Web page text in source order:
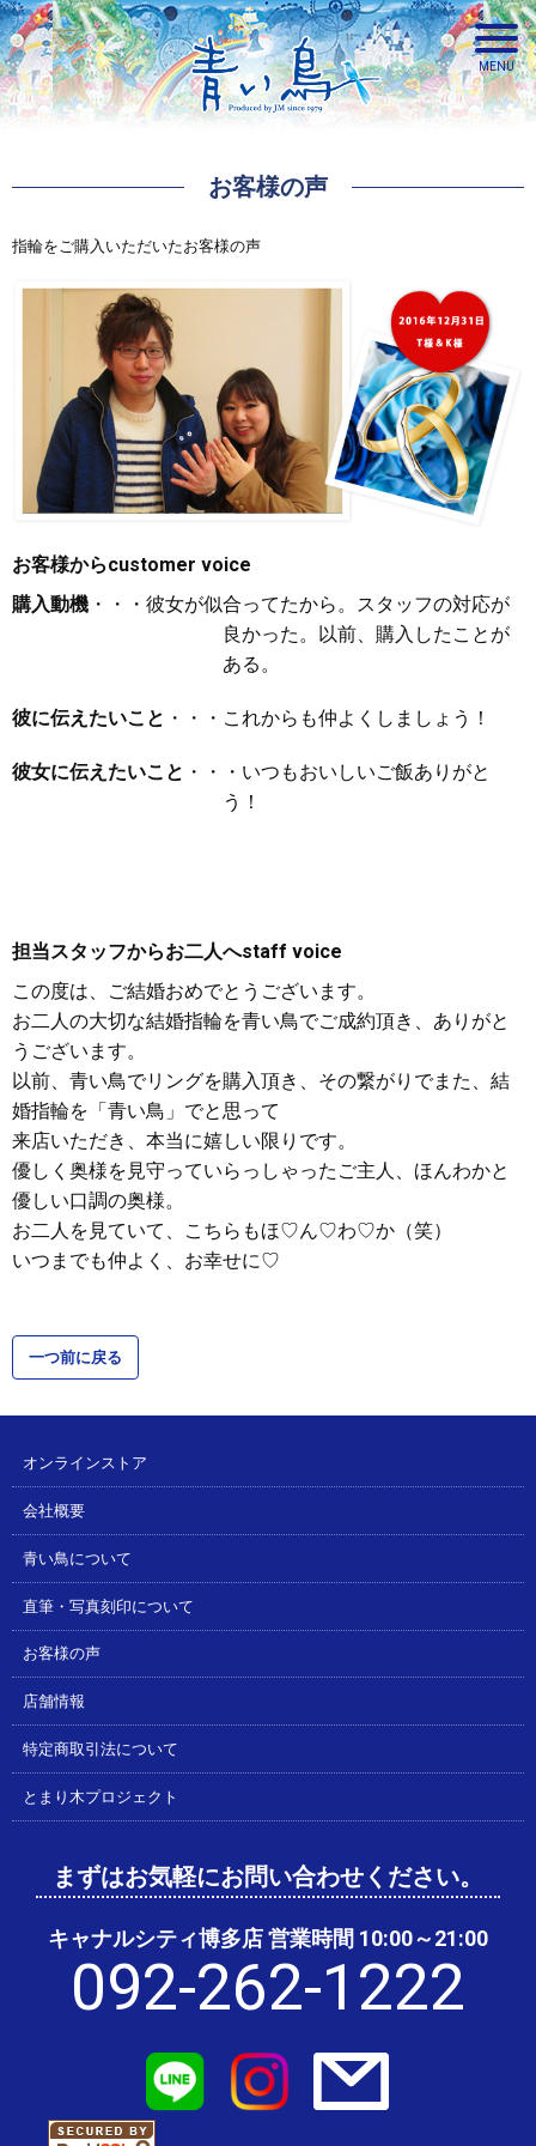
お客様の声
指輪をご購入いただいたお客様の声
お客様からcustomer voice
購入動機 ・・・彼女が似合ってたから。スタッフの対応が
良かった。以前、購入したことが
ある。
彼に伝えたいこと ・・・これからも仲よくしましょう！
彼女に伝えたいこと ・・・いつもおいしいご飯ありがと
う！
担当スタッフからお二人へstaff voice
この度は、ご結婚おめでとうございます。
お二人の大切な結婚指輪を青い鳥でご成約頂き、ありがと
うございます。
以前、青い鳥でリングを購入頂き、その繋がりでまた、結
婚指輪を「青い鳥」でと思って
来店いただき、本当に嬉しい限りです。
優しく奥様を見守っていらっしゃったご主人、ほんわかと
優しい口調の奥様。
お二人を見ていて、こちらもほ♡ん♡わ♡か（笑）
いつまでも仲よく、お幸せに♡
一つ前に戻る
オンラインストア
会社概要
青い鳥について
直筆・写真刻印について
お客様の声
店舗情報
特定商取引法について
とまり木プロジェクト
まずはお気軽にお問い合わせください。
キャナルシティ博多店 営業時間 10:00～21:00
092-262-1222